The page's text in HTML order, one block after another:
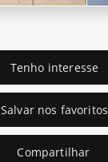
Tenho interesse
Salvar nos favoritos
Compartilhar